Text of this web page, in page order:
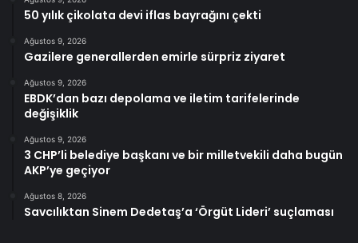
50 yılık çikolata devi iflas bayrağını çekti
Ağustos 9, 2026
Gazilere generallerden emirle sürpriz ziyaret
Ağustos 9, 2026
EBDK’dan bazı depolama ve iletim tarifelerinde
değişiklik
Ağustos 9, 2026
3 CHP’li belediye başkanı ve bir milletvekili daha bugün
AKP’ye geçiyor
Ağustos 8, 2026
Savcılıktan Sinem Dedetaş’a ‘Örgüt Lideri’ suçlaması